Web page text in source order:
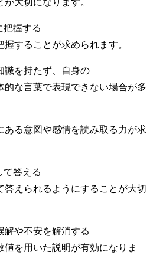
大切になります。
把握する
することが求められます。
識を持たず、自身の
的な言葉で表現できない場合が多
ある意図や感情を読み取る力が求
て答える
答えられるようにすることが大切
解や不安を解消する
値を用いた説明が有効になりま